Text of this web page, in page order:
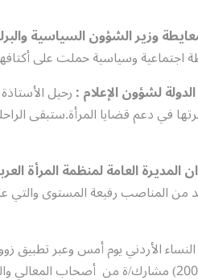
وزير الشؤون السياسية
اجتماعية وسياسية حملت على
لشؤون الإعلام :رحيل
في دعم قضايا المرأة.ستبقى
المديرة العامة لمنظمة المرأة
المناصب رفيعة المستوى والتي
الأردني يوم أمس وعبر تطبيق
خضر شارك فيها ما يقارب (200) مشارك/ة